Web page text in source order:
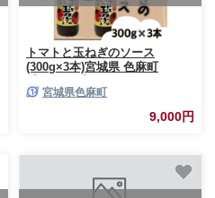
トマトと玉ねぎのソース
(300g×3本)宮城県 色麻町
宮城県色麻町
9,000円